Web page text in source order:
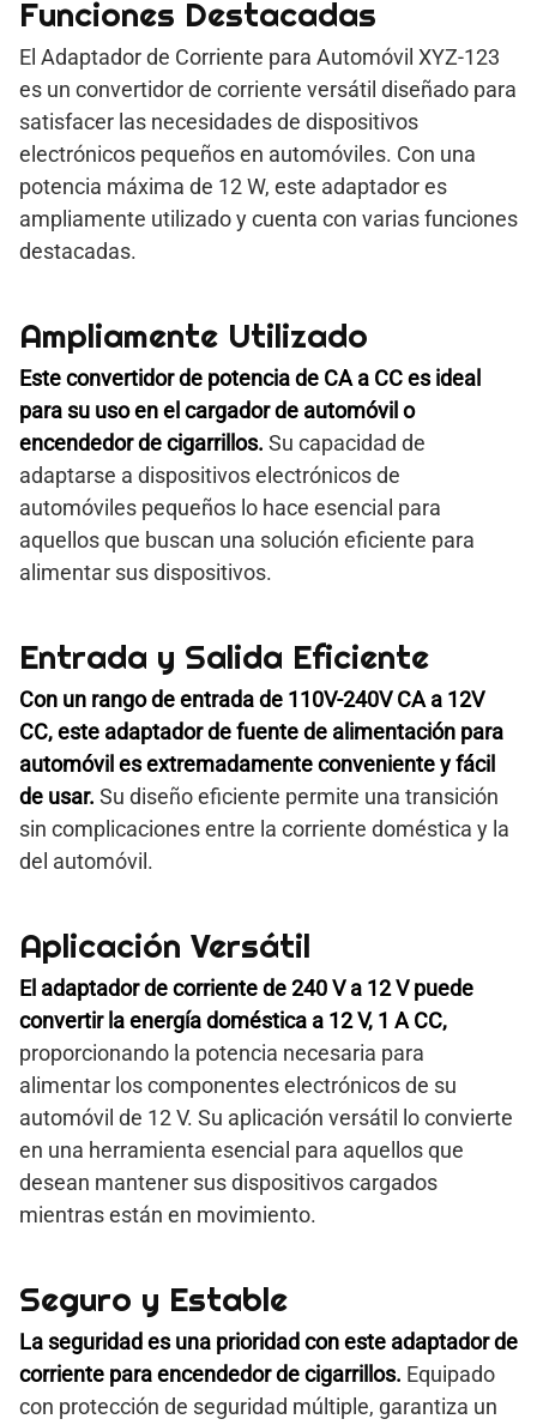
Funciones Destacadas
El Adaptador de Corriente para Automóvil XYZ-123
es un convertidor de corriente versátil diseñado para
satisfacer las necesidades de dispositivos
electrónicos pequeños en automóviles. Con una
potencia máxima de 12 W, este adaptador es
ampliamente utilizado y cuenta con varias funciones
destacadas.
Ampliamente Utilizado
Este convertidor de potencia de CA a CC es ideal
para su uso en el cargador de automóvil o
encendedor de cigarrillos. Su capacidad de
adaptarse a dispositivos electrónicos de
automóviles pequeños lo hace esencial para
aquellos que buscan una solución eficiente para
alimentar sus dispositivos.
Entrada y Salida Eficiente
Con un rango de entrada de 110V-240V CA a 12V
CC, este adaptador de fuente de alimentación para
automóvil es extremadamente conveniente y fácil
de usar. Su diseño eficiente permite una transición
sin complicaciones entre la corriente doméstica y la
del automóvil.
Aplicación Versátil
El adaptador de corriente de 240 V a 12 V puede
convertir la energía doméstica a 12 V, 1 A CC,
proporcionando la potencia necesaria para
alimentar los componentes electrónicos de su
automóvil de 12 V. Su aplicación versátil lo convierte
en una herramienta esencial para aquellos que
desean mantener sus dispositivos cargados
mientras están en movimiento.
Seguro y Estable
La seguridad es una prioridad con este adaptador de
corriente para encendedor de cigarrillos. Equipado
con protección de seguridad múltiple, garantiza un